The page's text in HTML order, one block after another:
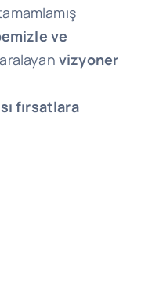
ve
vizyoner
fırsatlara